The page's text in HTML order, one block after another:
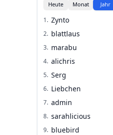
Heute Monat Jahr
1. Zynto
2. blattlaus
3. marabu
4. alichris
5. Serg
6. Liebchen
7. admin
8. sarahlicious
9. bluebird